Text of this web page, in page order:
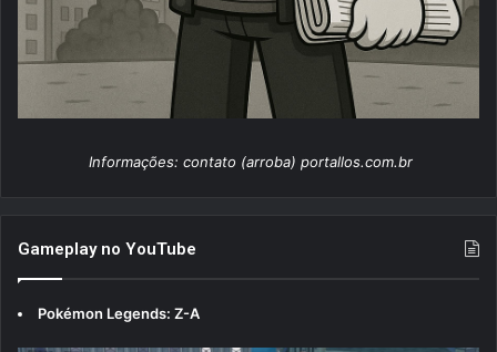
Informações: contato (arroba) portallos.com.br
Gameplay no YouTube
Pokémon Legends: Z-A